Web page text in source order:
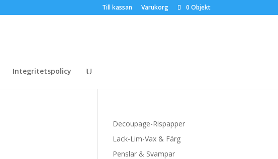
Till kassan Varukorg 0 Objekt
Integritetspolicy
Decoupage-Rispapper
Lack-Lim-Vax & Färg
Penslar & Svampar